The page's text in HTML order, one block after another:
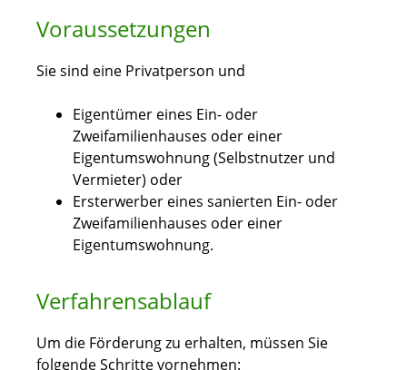
Voraussetzungen
Sie sind eine Privatperson und
Eigentümer eines Ein- oder
Zweifamilienhauses oder einer
Eigentumswohnung (Selbstnutzer und
Vermieter) oder
Ersterwerber eines sanierten Ein- oder
Zweifamilienhauses oder einer
Eigentumswohnung.
Verfahrensablauf
Um die Förderung zu erhalten, müssen Sie
folgende Schritte vornehmen: